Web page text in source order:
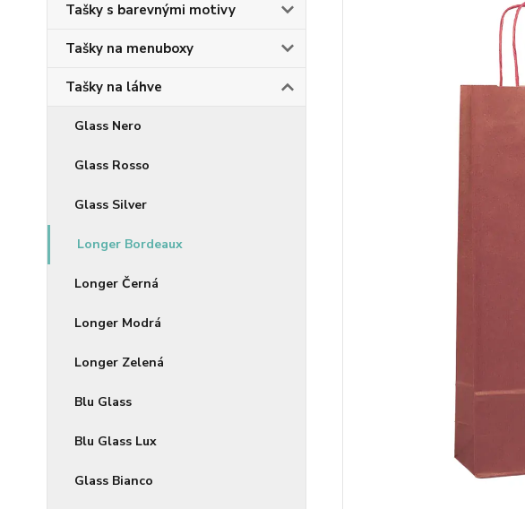
Tašky s barevnými motivy
Tašky na menuboxy
Tašky na láhve
Glass Nero
Glass Rosso
Glass Silver
Longer Bordeaux
Longer Černá
Longer Modrá
Longer Zelená
Blu Glass
Blu Glass Lux
Glass Bianco